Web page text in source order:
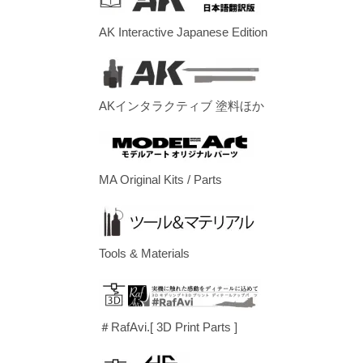
AK Interactive Japanese Edition
AKインタラクティブ 塗料ほか
MA Original Kits / Parts
Tools & Materials
＃RafAvi.[ 3D Print Parts ]